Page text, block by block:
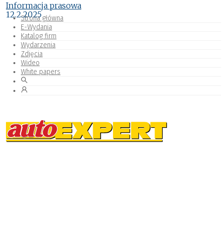
Strona główna
E-Wydania
Katalog firm
Wydarzenia
Zdjęcia
Wideo
White papers
Informacja prasowa
12.2.2025